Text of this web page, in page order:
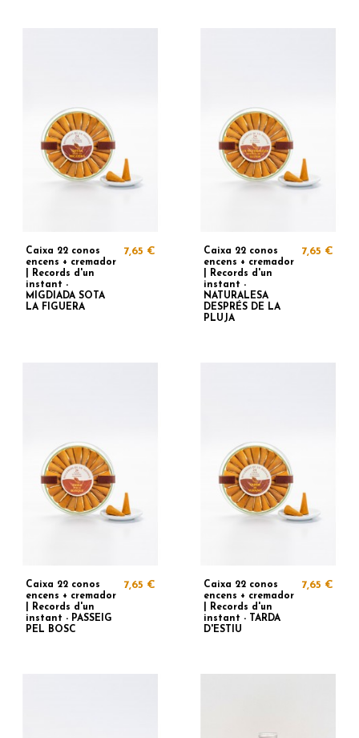
Caixa 22 conos
encens + cremador
| Records d'un
instant -
MIGDIADA SOTA
LA FIGUERA
7,65 €
Caixa 22 conos
encens + cremador
| Records d'un
instant -
NATURALESA
DESPRÉS DE LA
PLUJA
7,65 €
Caixa 22 conos
encens + cremador
| Records d'un
instant - PASSEIG
PEL BOSC
7,65 €
Caixa 22 conos
encens + cremador
| Records d'un
instant - TARDA
D'ESTIU
7,65 €